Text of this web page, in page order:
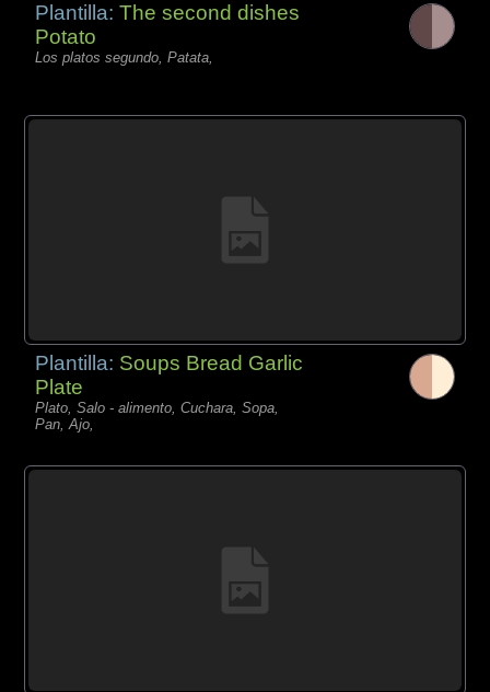
Plantilla:The second dishes
Potato
Los platos segundo, Patata,
Plantilla: Soups Bread Garlic
Plate
Plato, Salo - alimento, Cuchara, Sopa,
Pan, Ajo,